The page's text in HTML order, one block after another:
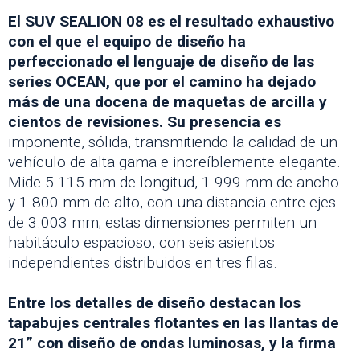
El SUV SEALION 08 es el resultado exhaustivo
con el que el equipo de diseño ha
perfeccionado el lenguaje de diseño de las
series OCEAN, que por el camino ha dejado
más de una docena de maquetas de arcilla y
cientos de revisiones. Su presencia es
imponente, sólida, transmitiendo la calidad de un
vehículo de alta gama e increíblemente elegante.
Mide 5.115 mm de longitud, 1.999 mm de ancho
y 1.800 mm de alto, con una distancia entre ejes
de 3.003 mm; estas dimensiones permiten un
habitáculo espacioso, con seis asientos
independientes distribuidos en tres filas.
Entre los detalles de diseño destacan los
tapabujes centrales flotantes en las llantas de
21” con diseño de ondas luminosas, y la firma